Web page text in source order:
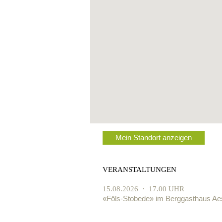
Mein Standort anzeigen
VERANSTALTUNGEN
15.08.2026 · 17.00 UHR
«Föls-Stobede» im Berggasthaus